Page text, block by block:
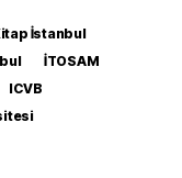
İstanbul
İTOSAM
ICVB